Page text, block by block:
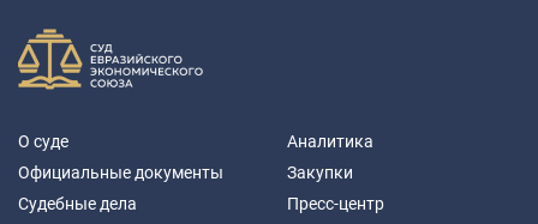
О суде
Официальные документы
Судебные дела
Аналитика
Закупки
Пресс-центр